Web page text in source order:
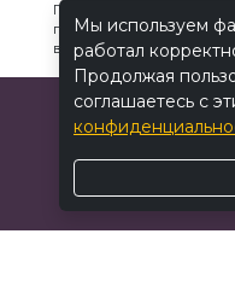
Помните, что здоровье –
правильное питание
влияющих на наше
Мы используем
работал
Продолжая
соглашаетесь с